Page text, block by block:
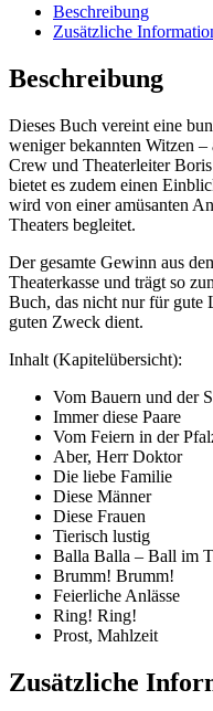
Beschreibung
Zusätzliche
Beschreibung
Dieses Buch vereint eine
weniger bekannten Witzen
Crew und Theaterleiter
bietet es zudem einen
wird von einer amüsanten
Theaters begleitet.
Der gesamte Gewinn aus
Theaterkasse und trägt so
Buch, das nicht nur für gute
guten Zweck dient.
Inhalt (Kapitelübersicht):
Vom Bauern und der
Immer diese Paare
Vom Feiern in der
Aber, Herr Doktor
Die liebe Familie
Diese Männer
Diese Frauen
Tierisch lustig
Balla Balla – Ball im
Brumm! Brumm!
Feierliche Anlässe
Ring! Ring!
Prost, Mahlzeit
Zusätzliche